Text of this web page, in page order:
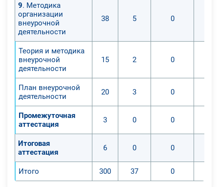
9. Методика
организации
внеурочной
деятельности
38 5 0
Теория и методика
внеурочной
деятельности
15 2 0
План внеурочной
деятельности
20 3 0
Промежуточная
аттестация
3 0 0
Итоговая
аттестация
6 0 0
Итого 300 37 0